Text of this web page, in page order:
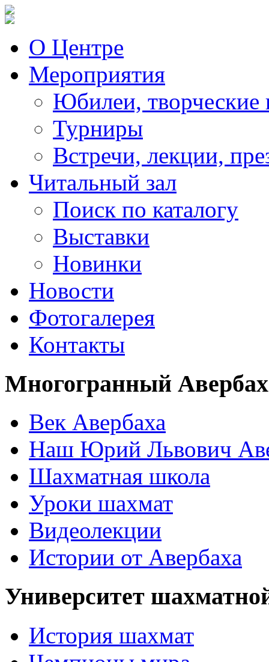
О Центре
Мероприятия
Юбилеи, творческие
Турниры
Встречи, лекции,
Читальный зал
Поиск по каталогу
Выставки
Новинки
Новости
Фотогалерея
Контакты
Многогранный Авербах
Век Авербаха
Наш Юрий Львович
Шахматная школа
Уроки шахмат
Видеолекции
Истории от Авербаха
Университет
История шахмат